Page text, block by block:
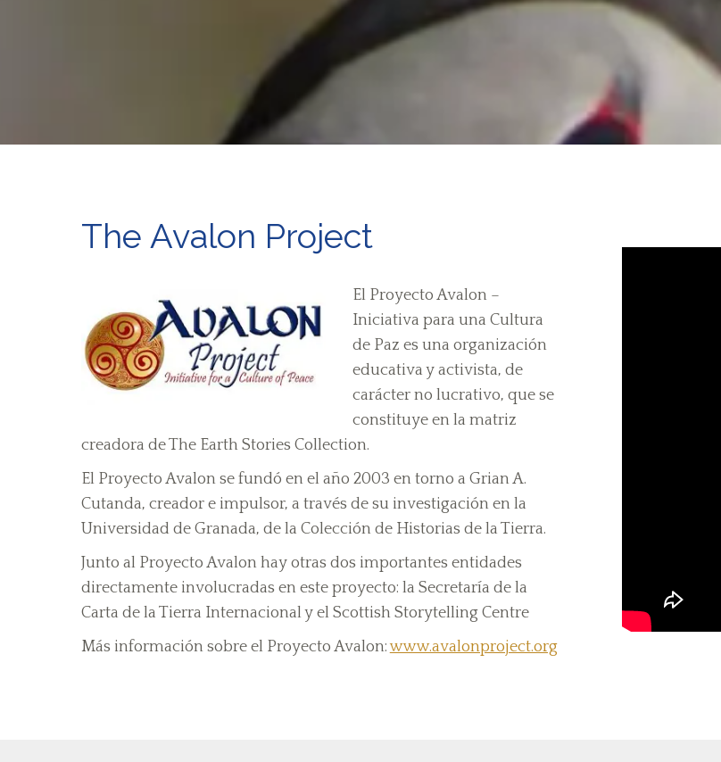
The Avalon Project
El Proyecto Avalon –
Iniciativa para una Cultura
de Paz es una organización
educativa y activista, de
carácter no lucrativo, que se
constituye en la matriz
creadora de The Earth Stories Collection.
El Proyecto Avalon se fundó en el año 2003 en torno a Grian A.
Cutanda, creador e impulsor, a través de su investigación en la
Universidad de Granada, de la Colección de Historias de la Tierra.
Junto al Proyecto Avalon hay otras dos importantes entidades
directamente involucradas en este proyecto: la Secretaría de la
Carta de la Tierra Internacional y el Scottish Storytelling Centre
Más información sobre el Proyecto Avalon:www.avalonproject.org